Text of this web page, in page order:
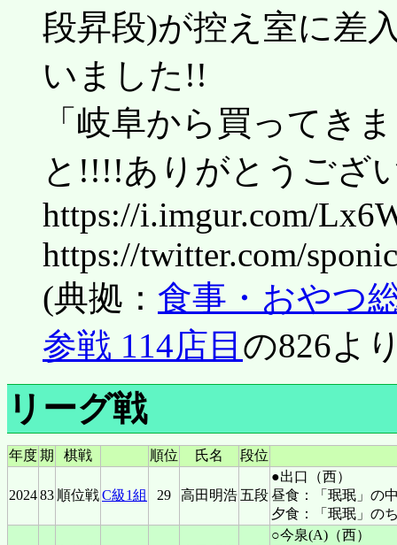
段昇段)が控え室に差
いました!!
「岐阜から買ってき
と!!!!ありがとうござ
https://i.imgur.com/
https://twitter.com/
(典拠： 食事・おやつ
参戦 114店目 の826よ
リーグ戦
年度期 棋戦 順位 氏名 段位
202483 順位戦C級1組 29 高田明浩五段
●出口（西）
昼食：「珉珉」の
夕食：「珉珉」の
○今泉(A)（西）